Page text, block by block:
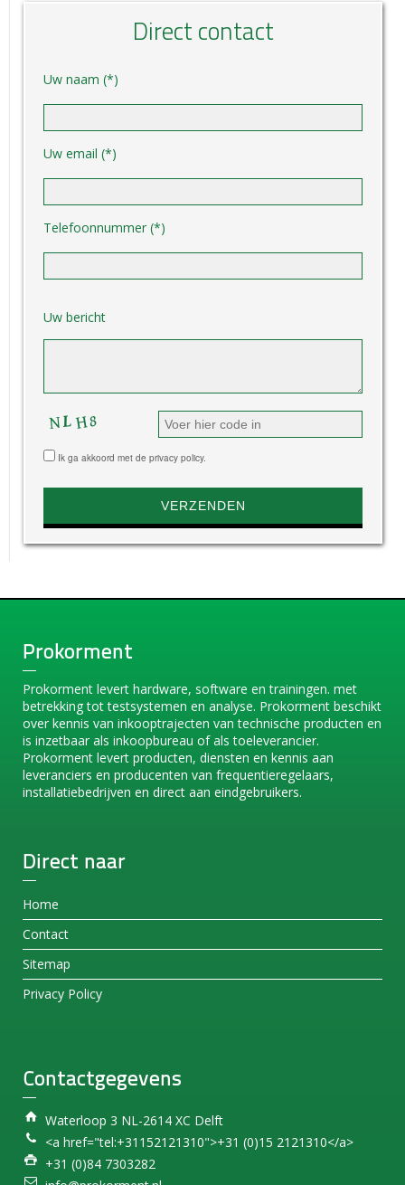
Direct contact
Uw naam (*)
Uw email (*)
Telefoonnummer (*)
Uw bericht
Ik ga akkoord met de privacy policy.
Prokorment
Prokorment levert hardware, software en trainingen. met
betrekking tot testsystemen en analyse. Prokorment beschikt
over kennis van inkooptrajecten van technische producten en
is inzetbaar als inkoopbureau of als toeleverancier.
Prokorment levert producten, diensten en kennis aan
leveranciers en producenten van frequentieregelaars,
installatiebedrijven en direct aan eindgebruikers.
Direct naar
Home
Contact
Sitemap
Privacy Policy
Contactgegevens
Waterloop 3 NL-2614 XC Delft
<a href="tel:+31152121310">+31 (0)15 2121310</a>
+31 (0)84 7303282